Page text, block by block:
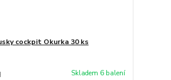
cockpit Okurka 30 ks
Skladem 6 balení